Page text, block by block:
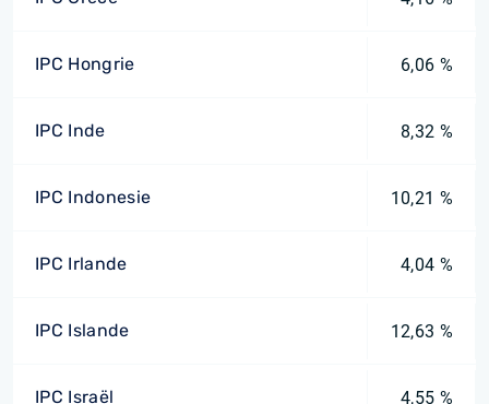
IPC Hongrie 6,06 %
IPC Inde 8,32 %
IPC Indonesie 10,21 %
IPC Irlande 4,04 %
IPC Islande 12,63 %
IPC Israël 4,55 %